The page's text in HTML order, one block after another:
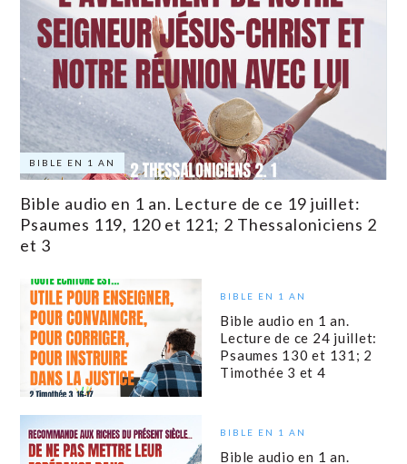
BIBLE EN 1 AN
Bible audio en 1 an. Lecture de ce 19 juillet:
Psaumes 119, 120 et 121; 2 Thessaloniciens 2
et 3
BIBLE EN 1 AN
Bible audio en 1 an.
Lecture de ce 24 juillet:
Psaumes 130 et 131; 2
Timothée 3 et 4
BIBLE EN 1 AN
Bible audio en 1 an.